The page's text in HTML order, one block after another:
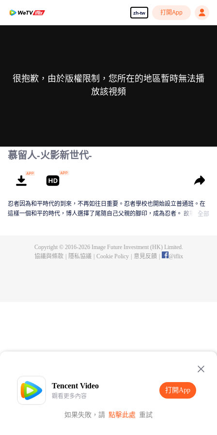
zh-tw 打開App
Tencent Video
觀看更多內容
打開App
如果失敗，請 點擊此處 重試
打開App
很抱歉，由於版權限制，您所在的地區暫時無法播
放該視頻
慕留人-火影新世代-
忍者因為和平時代的到來，不再如往日重要。忍者學校也開始設立普通班。在
這樣一個和平的時代，博人選擇了尾隨自己父親的腳印，成為忍者。 故事以這
全部
Copyright © 2016-2026Image Future Investment (HK) Limited.
協議與條款
隱私協議 Cookie Policy 意見反饋 @iflix